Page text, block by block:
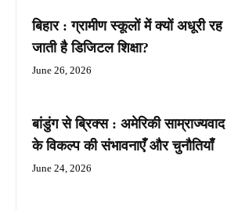
बिहार : ग्रामीण स्कूलों में क्यों अधूरी रह
जाती है डिजिटल शिक्षा?
June 26, 2026
बांडुंग से ब्रिक्स : अमेरिकी साम्राज्यवाद
के विकल्प की संभावनाएँ और चुनौतियाँ
June 24, 2026